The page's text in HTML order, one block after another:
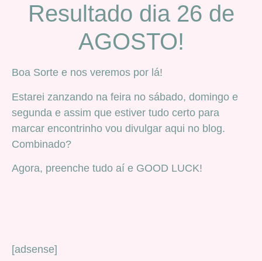
Resultado dia 26 de
AGOSTO!
Boa Sorte e nos veremos por lá!
Estarei zanzando na feira no sábado, domingo e
segunda e assim que estiver tudo certo para
marcar encontrinho vou divulgar aqui no blog.
Combinado?
Agora, preenche tudo aí e GOOD LUCK!
[adsense]